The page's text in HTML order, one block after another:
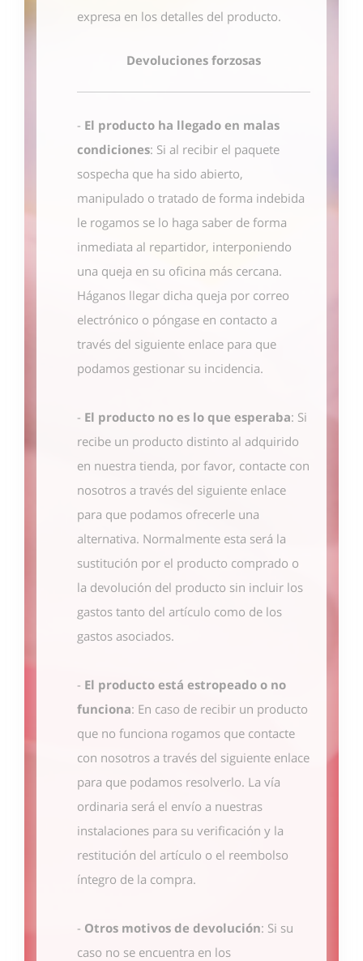
expresa en los detalles del producto.
Devoluciones forzosas
- El producto ha llegado en malas
condiciones: Si al recibir el paquete
sospecha que ha sido abierto,
manipulado o tratado de forma indebida
le rogamos se lo haga saber de forma
inmediata al repartidor, interponiendo
una queja en su oficina más cercana.
Háganos llegar dicha queja por correo
electrónico o póngase en contacto a
través del siguiente enlace para que
podamos gestionar su incidencia.
- El producto no es lo que esperaba: Si
recibe un producto distinto al adquirido
en nuestra tienda, por favor, contacte con
nosotros a través del siguiente enlace
para que podamos ofrecerle una
alternativa. Normalmente esta será la
sustitución por el producto comprado o
la devolución del producto sin incluir los
gastos tanto del artículo como de los
gastos asociados.
- El producto está estropeado o no
funciona: En caso de recibir un producto
que no funciona rogamos que contacte
con nosotros a través del siguiente enlace
para que podamos resolverlo. La vía
ordinaria será el envío a nuestras
instalaciones para su verificación y la
restitución del artículo o el reembolso
íntegro de la compra.
- Otros motivos de devolución: Si su
caso no se encuentra en los